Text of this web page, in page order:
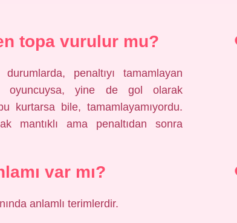
topa vurulur mu?
penaltıyı tamamlayan
oyuncuysa, yine de gol olarak
kurtarsa ​​bile, tamamlayamıyordu.
mantıklı ama penaltıdan sonra
var mı?
anlamlı terimlerdir.